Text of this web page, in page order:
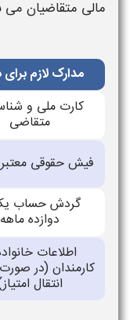
مالی متقاضیان می‌
مدارک لازم
کارت ملی و
متقاضی
فیش حقوقی
گردش حساب
دوازده ماهه
اطلاعات
کارمندان (در صورت
انتقال